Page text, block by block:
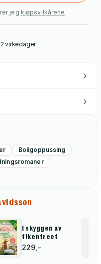
jeg kjøpsvilkårene .
virkedager
Boligoppussing
I skyggen av
fikentreet
229,-